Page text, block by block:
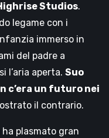
Studios.
legame con i
immerso in
del padre a
l’aria aperta. Suo
c’era un futuro nei
il contrario.
ha plasmato gran